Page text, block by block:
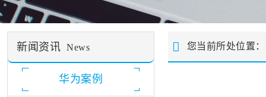
新闻资讯 News
华为案例
您当前所处位置